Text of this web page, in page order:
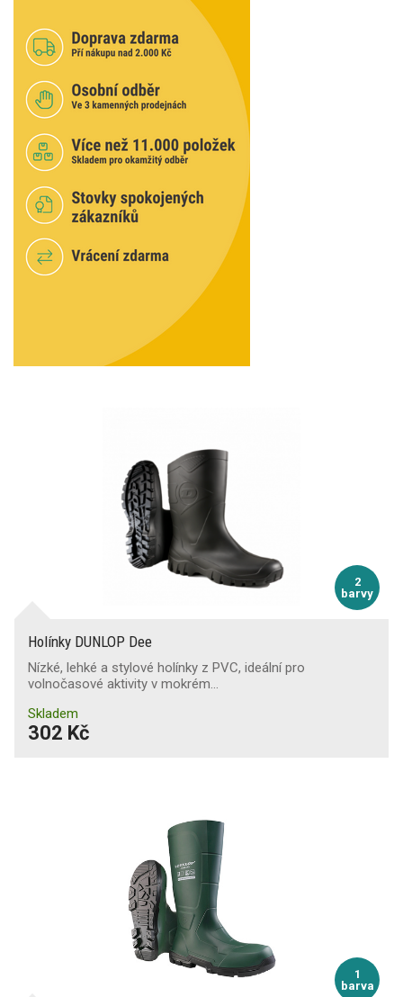
2
barvy
Holínky DUNLOP Dee
Nízké, lehké a stylové holínky z PVC, ideální pro
volnočasové aktivity v mokrém…
Skladem
302 Kč
1
barva